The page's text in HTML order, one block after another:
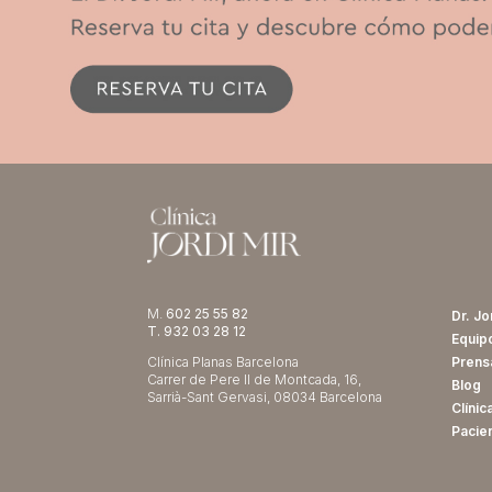
M. 602 25 55 82
T. 932 03 28 12
Clínica Planas Barcelona
Carrer de Pere II de Montcada, 16,
Sarrià-Sant Gervasi, 08034 Barcelona
Dr.
Blog